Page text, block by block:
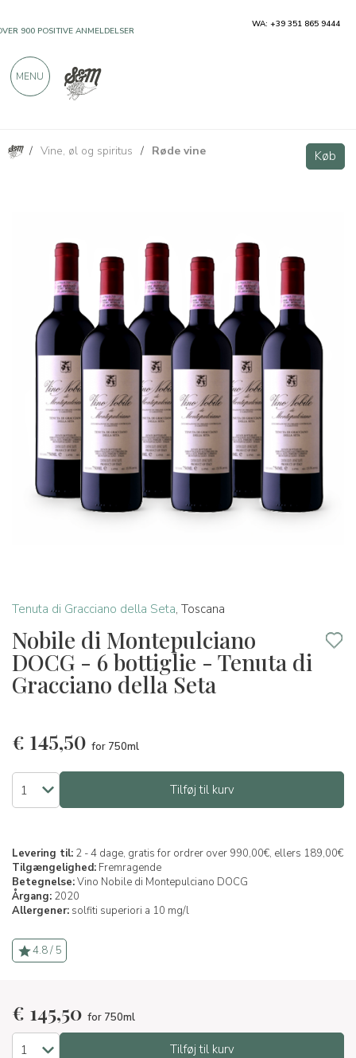
/ Vine, øl og spiritus / Røde vine Køb
Tenuta di Gracciano della Seta, Toscana
Nobile di Montepulciano
DOCG - 6 bottiglie - Tenuta di
Gracciano della Seta
€ 145,50 for 750ml
Tilføj til kurv
Levering til: 2 - 4 dage, gratis for ordrer over 990,00€, ellers 189,00€
Tilgængelighed: Fremragende
Betegnelse:Vino Nobile di Montepulciano DOCG
Årgang: 2020
Allergener: solfiti superiori a 10 mg/l
4.8 / 5
€ 145,50 for 750ml
Tilføj til kurv
Køb
900 POSITIVE ANMELDELSER WA: +39 351 865 9444
MENU